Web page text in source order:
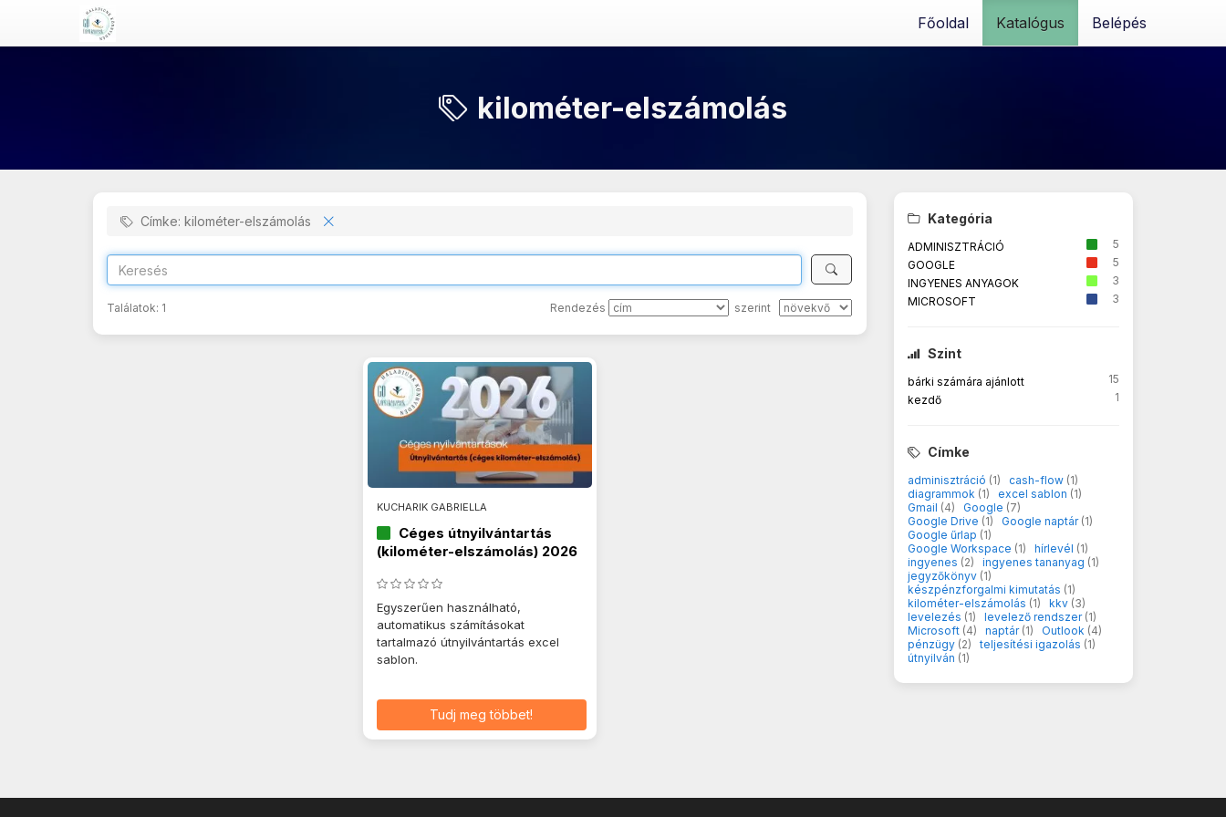
Főoldal Katalógus Belépés
kilométer-elszámolás
Kategória
ADMINISZTRÁCIÓ
5
GOOGLE
5
INGYENES ANYAGOK
3
MICROSOFT
3
Szint
bárki számára ajánlott
15
kezdő
1
Címke
adminisztráció (1) cash-flow (1)
diagrammok (1) excel sablon (1)
Gmail (4) Google (7)
Google Drive (1) Google naptár (1)
Google űrlap (1)
Google Workspace (1) hírlevél (1)
ingyenes (2) ingyenes tananyag (1)
jegyzőkönyv (1)
készpénzforgalmi kimutatás (1)
kilométer-elszámolás (1) kkv (3)
levelezés (1) levelező rendszer (1)
Microsoft (4) naptár (1) Outlook (4)
pénzügy (2) teljesítési igazolás (1)
útnyilván (1)
Címke: kilométer-elszámolás
Találatok: 1 Rendezés szerint
KUCHARIK GABRIELLA
Céges útnyilvántartás
(kilométer-elszámolás) 2026
Egyszerűen használható,
automatikus számításokat
tartalmazó útnyilvántartás excel
sablon.
Tudj meg többet!